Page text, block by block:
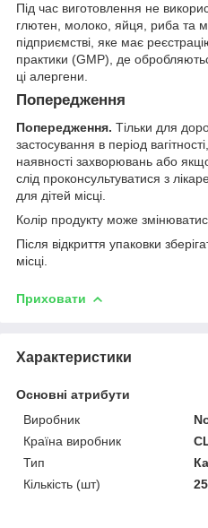
Під час виготовлення не
глютен, молоко, яйця, риба та
підприємстві, яке має
практики (GMP), де
ці алергени.
Попередження
Попередження. Тільки для
застосування в період
наявності захворювань або
слід проконсультуватися з
для дітей місці.
Колір продукту може
Після відкриття упаковки
місці.
Приховати
Характеристики
Основні атрибути
Виробник
Країна виробник
Тип
Кількість (шт)